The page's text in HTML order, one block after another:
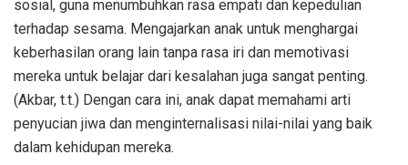
sosial, guna menumbuhkan rasa empati dan kepedulian
terhadap sesama. Mengajarkan anak untuk menghargai
keberhasilan orang lain tanpa rasa iri dan memotivasi
mereka untuk belajar dari kesalahan juga sangat penting.
(Akbar, t.t.) Dengan cara ini, anak dapat memahami arti
penyucian jiwa dan menginternalisasi nilai-nilai yang baik
dalam kehidupan mereka.